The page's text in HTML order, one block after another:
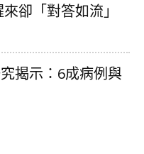
卻「對答如流」
揭示：6成病例與